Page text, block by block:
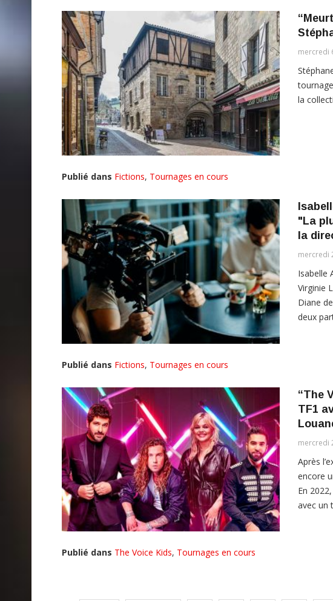
mercredi
la
Publié dans Fictions, Tournages en cours
"La
la
mercredi
Isabelle
Virginie
Diane
deux
Publié dans Fictions, Tournages en cours
“The
TF1
mercredi
Après
encore
En
avec un
Publié dans The Voice Kids, Tournages en cours